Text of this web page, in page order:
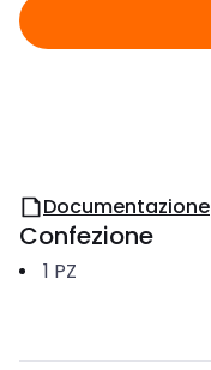
Documentazione
Confezione
1 PZ